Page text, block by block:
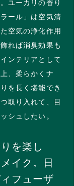
ユーカリの香り
ール」は空気清
空気の浄化作用
れば消臭効果も
ンテリアとして
、柔らかくナ
を長く堪能でき
取り入れて、目
シュしたい。
を楽し
イク。日
フューザ